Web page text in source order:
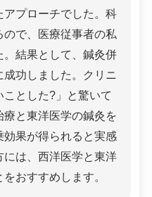
プローチでした。科
で、医療従事者の私
。結果として、鍼灸併
功しました。クリニ
とした?」と驚いて
と東洋医学の鍼灸を
果が得られると実感
には、西洋医学と東洋
おすすめします。